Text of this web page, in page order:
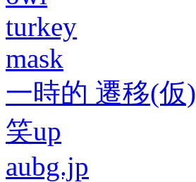
turkey
mask
一時的 遷移(仮)
笑up
aubg.jp